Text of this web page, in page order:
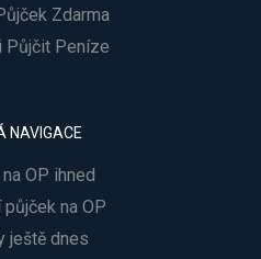
Zdarma
Půjčit Peníze
NAVIGACE
OP ihned
půjček na OP
ještě dnes